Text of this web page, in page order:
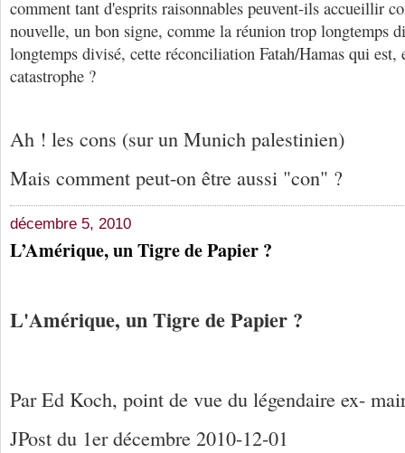
comment tant d'esprits raisonnables peuvent-ils accueillir
nouvelle, un bon signe, comme la réunion trop longtemps
longtemps divisé, cette réconciliation Fatah/Hamas qui est,
catastrophe ?
Ah ! les cons (sur un Munich palestinien)
Mais comment peut-on être aussi "con" ?
décembre 5, 2010
L’Amérique, un Tigre de Papier ?
L'Amérique, un Tigre de Papier ?
Par Ed Koch, point de vue du légendaire ex-
JPost du 1er décembre 2010-12-01